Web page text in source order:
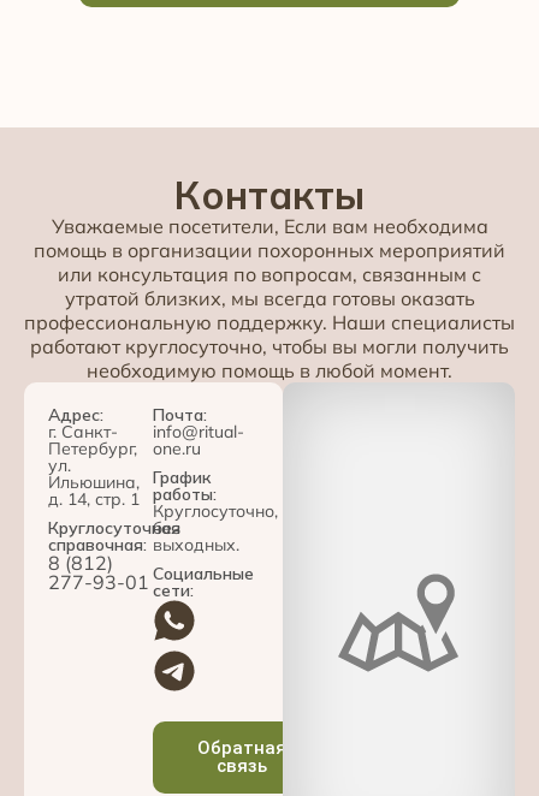
Контакты
Уважаемые посетители, Если вам необходима
помощь в организации похоронных мероприятий
или консультация по вопросам, связанным с
утратой близких, мы всегда готовы оказать
профессиональную поддержку. Наши специалисты
работают круглосуточно, чтобы вы могли получить
необходимую помощь в любой момент.
Адрес:
г. Санкт-
Петербург,
ул.
Ильюшина,
д. 14, стр. 1
Круглосуточная
справочная:
8 (812)
277-93-01
Почта:
info@ritual-
one.ru
График
работы:
Круглосуточно,
без
выходных.
Социальные
сети:
Обратная
связь